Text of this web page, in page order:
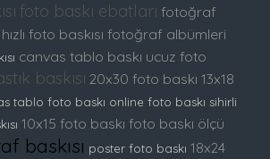
foto baskı ebatları fotoğraf
hızlı foto baskısı fotoğraf albümleri
canvas tablo baskı ucuz foto
baskısı 20x30 foto baskı 13x18
tablo foto baskı online foto baskı sihirli
10x15 foto baskı foto baskı ölçü
baskısı poster foto baskı 18x24